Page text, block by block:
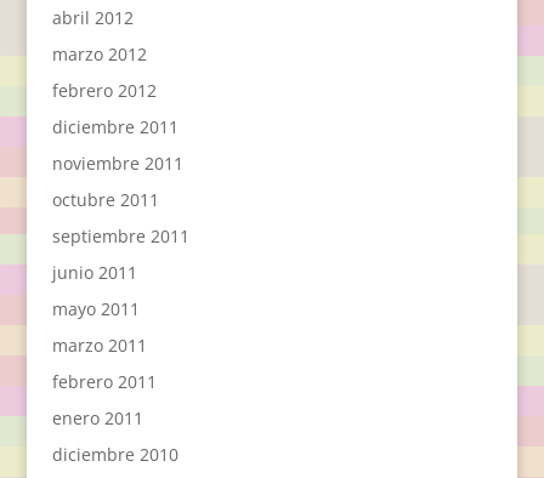
abril 2012
marzo 2012
febrero 2012
diciembre 2011
noviembre 2011
octubre 2011
septiembre 2011
junio 2011
mayo 2011
marzo 2011
febrero 2011
enero 2011
diciembre 2010